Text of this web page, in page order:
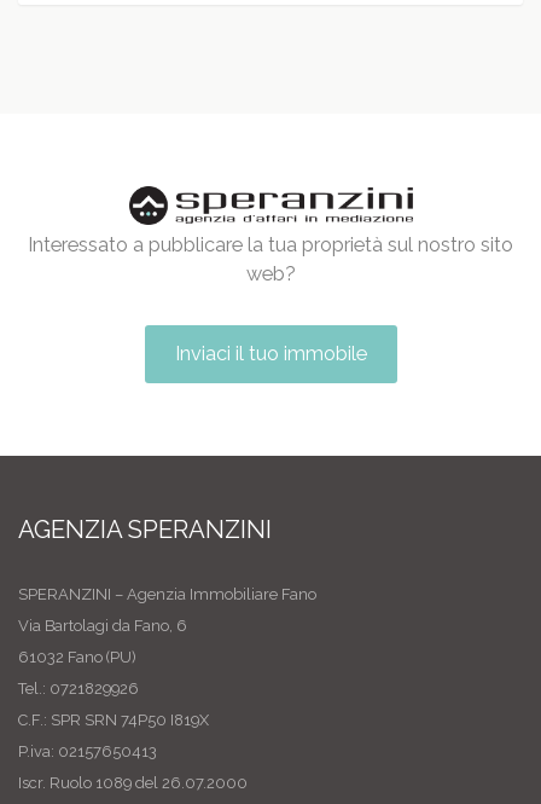
Interessato a pubblicare la tua proprietà sul nostro sito
web?
Inviaci il tuo immobile
AGENZIA SPERANZINI
SPERANZINI – Agenzia Immobiliare Fano
Via Bartolagi da Fano, 6
61032 Fano (PU)
Tel.: 0721829926
C.F.: SPR SRN 74P50 I819X
P.iva: 02157650413
Iscr. Ruolo 1089 del 26.07.2000